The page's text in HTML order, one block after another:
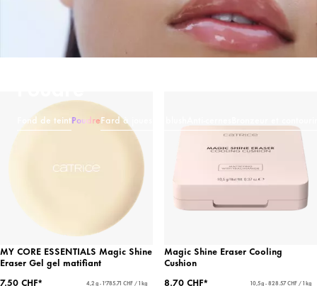
Fond de teintPoudreFard à joues et blush
MY CORE ESSENTIALS Magic Shine
Eraser Gel gel matifiant
7.50 CHF*
4,2 g - 1'785.71 CHF / 1 kg
Magic Shine Eraser Cooling
Cushion
8.70 CHF*
10,5 g - 828.57 CHF / 1 kg